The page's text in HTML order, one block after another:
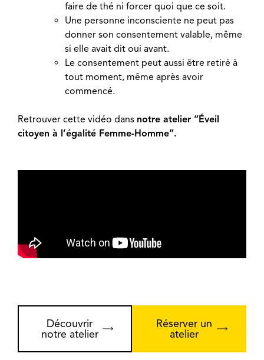
faire de thé ni forcer quoi que ce soit.
Une personne inconsciente ne peut pas
donner son consentement valable, même
si elle avait dit oui avant.
Le consentement peut aussi être retiré à
tout moment, même après avoir
commencé.
Retrouver cette vidéo dans notre atelier “Éveil
citoyen à l’égalité Femme-Homme”.
Découvrir
notre atelier
Réserver un
atelier